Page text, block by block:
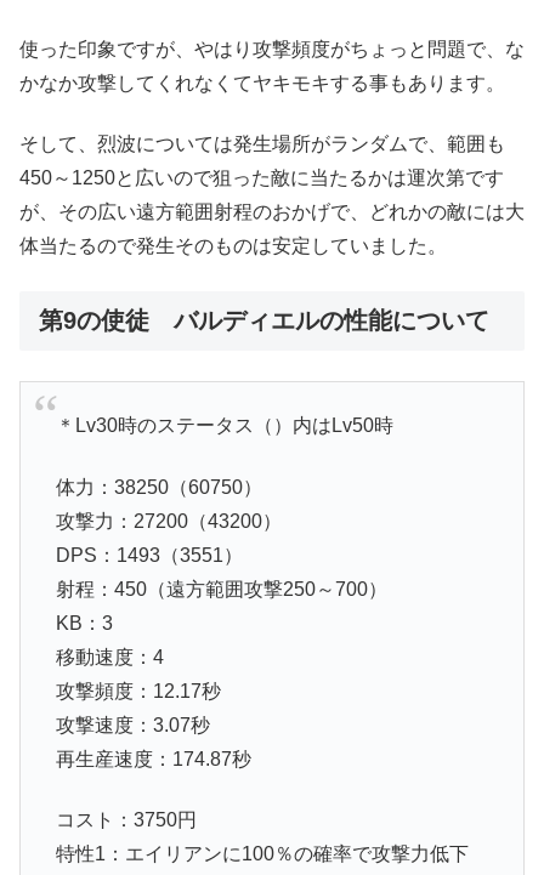
使った印象ですが、やはり攻撃頻度がちょっと問題で、な
かなか攻撃してくれなくてヤキモキする事もあります。
そして、烈波については発生場所がランダムで、範囲も
450～1250と広いので狙った敵に当たるかは運次第です
が、その広い遠方範囲射程のおかげで、どれかの敵には大
体当たるので発生そのものは安定していました。
第9の使徒 バルディエルの性能について
＊Lv30時のステータス（）内はLv50時
体力：38250（60750）
攻撃力：27200（43200）
DPS：1493（3551）
射程：450（遠方範囲攻撃250～700）
KB：3
移動速度：4
攻撃頻度：12.17秒
攻撃速度：3.07秒
再生産速度：174.87秒
コスト：3750円
特性1：エイリアンに100％の確率で攻撃力低下